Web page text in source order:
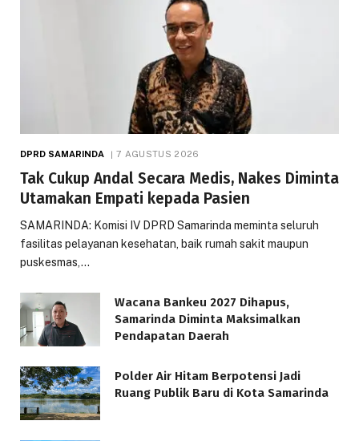
DPRD SAMARINDA 7 AGUSTUS 2026
Tak Cukup Andal Secara Medis, Nakes Diminta
Utamakan Empati kepada Pasien
SAMARINDA: Komisi IV DPRD Samarinda meminta seluruh
fasilitas pelayanan kesehatan, baik rumah sakit maupun
puskesmas,…
Wacana Bankeu 2027 Dihapus,
Samarinda Diminta Maksimalkan
Pendapatan Daerah
Polder Air Hitam Berpotensi Jadi
Ruang Publik Baru di Kota Samarinda